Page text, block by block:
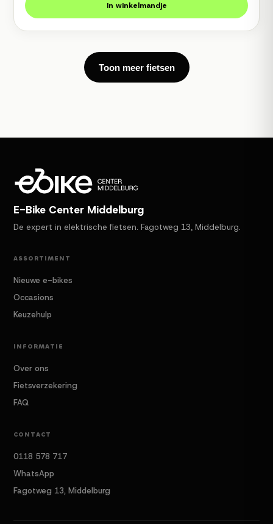
In winkelmandje
Toon meer fietsen
E-Bike Center Middelburg
De expert in elektrische fietsen. Fagotweg 13, Middelburg.
ASSORTIMENT
Nieuwe e-bikes
Occasions
Keuzehulp
INFORMATIE
Over ons
Fietsverzekering
FAQ
CONTACT
0118 578 717
WhatsApp
Fagotweg 13, Middelburg